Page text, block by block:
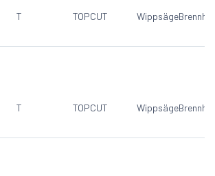
T TOPCUT Wippsäge
T TOPCUT Wippsäge